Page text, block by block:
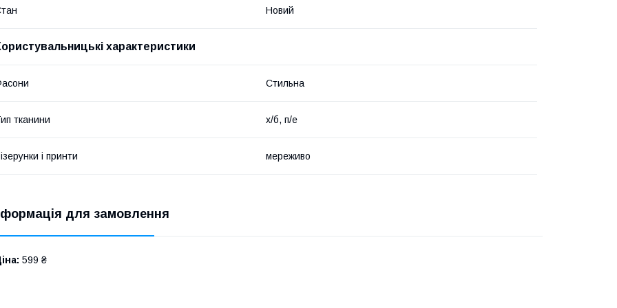
Новий
характеристики
Стильна
тканини х/б, п/е
і принти мереживо
для замовлення
599 ₴